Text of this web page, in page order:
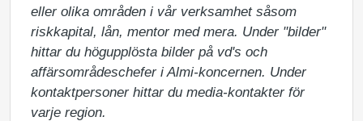
eller olika områden i vår verksamhet såsom
riskkapital, lån, mentor med mera. Under "bilder"
hittar du högupplösta bilder på vd's och
affärsområdeschefer i Almi-koncernen. Under
kontaktpersoner hittar du media-kontakter för
varje region.